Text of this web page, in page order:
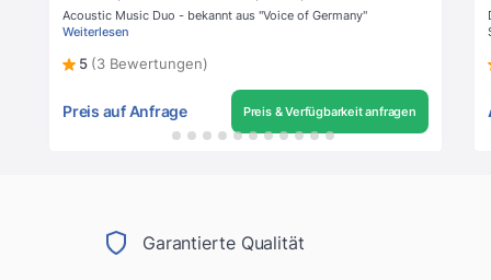
Acoustic Music Duo - bekannt aus "Voice of Germany"
Weiterlesen
5 (3 Bewertungen)
Preis auf Anfrage Preis & Verfügbarkeit anfragen
Garantierte Qualität